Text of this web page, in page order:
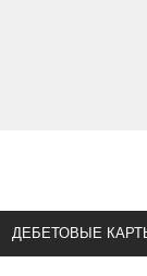
ДЕБЕТОВЫЕ